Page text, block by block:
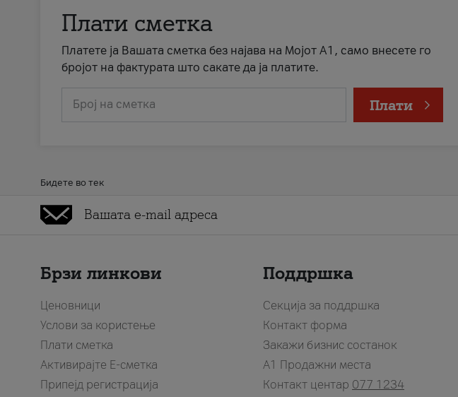
Плати сметка
Платете ја Вашата сметка без најава на Мојот А1, само внесете го
бројот на фактурата што сакате да ја платите.
Број на сметка Плати
Бидете во тек
Брзи линкови
Ценовници
Услови за користење
Плати сметка
Активирајте Е-сметка
Припејд регистрација
Поддршка
Секција за поддршка
Контакт форма
Закажи бизнис состанок
A1 Продажни места
Контакт центар 077 1234